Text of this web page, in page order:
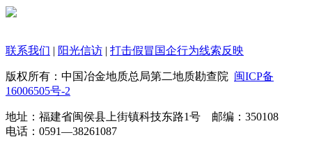
联系我们 | 阳光信访 | 打击假冒国企行为线索反映
版权所有： 中国冶金地质总局第二地质勘查院 闽ICP备
16006505号-2
地址：福建省闽侯县上街镇科技东路1号 邮编：350108
电话： 0591—38261087